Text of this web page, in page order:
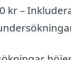
kr –